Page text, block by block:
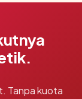
Tanpa kuota